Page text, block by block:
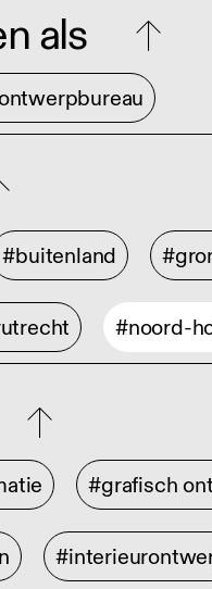
als
#buitenland
#noord-
#grafisch